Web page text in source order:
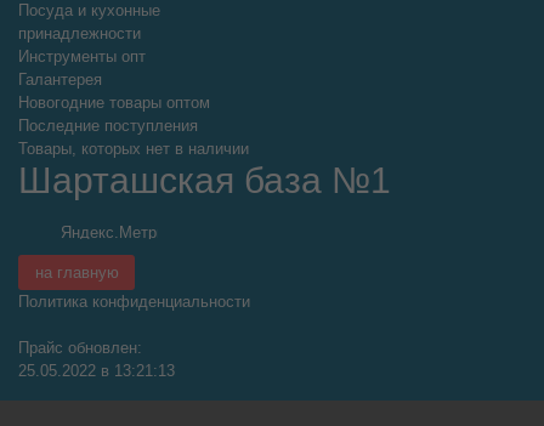
Посуда и кухонные
принадлежности
Инструменты опт
Галантерея
Новогодние товары оптом
Последние поступления
Товары, которых нет в наличии
Шарташская база №1
на главную
Политика конфиденциальности
Прайс обновлен:
25.05.2022 в 13:21:13